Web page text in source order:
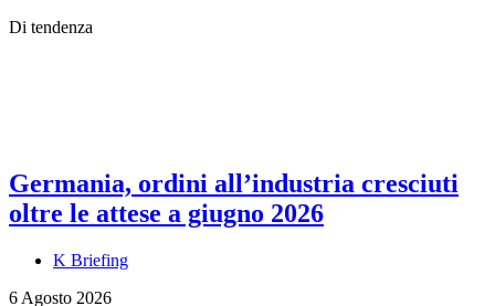
Di tendenza
Germania, ordini all’industria cresciuti
oltre le attese a giugno 2026
K Briefing
6 Agosto 2026